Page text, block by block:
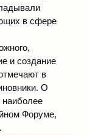
в сфере
и создание
в
О
наиболее
Форуме,